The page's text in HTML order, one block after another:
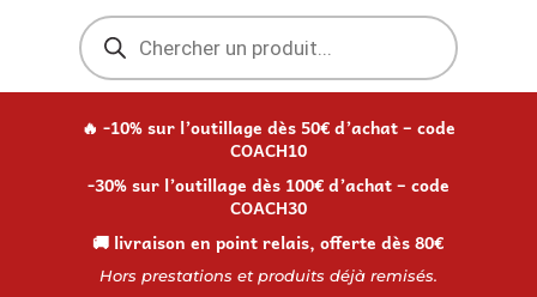
Recherche
de
produits
🔥 -10% sur l’outillage dès 50€ d’achat – code
COACH10
-30% sur l’outillage dès 100€ d’achat – code
COACH30
🚚 livraison en point relais, offerte dès 80€
Hors prestations et produits déjà remisés.